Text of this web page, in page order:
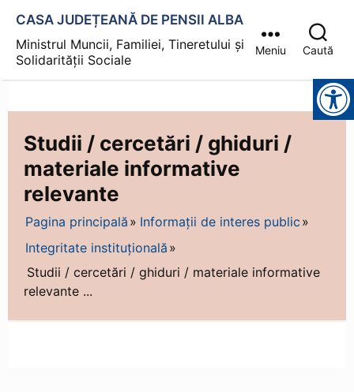
CASA JUDEȚEANĂ DE PENSII ALBA
Ministrul Muncii, Familiei, Tineretului și
Solidarității Sociale
Meniu Caută
Instrumente pentru accesibilitate
Studii / cercetări / ghiduri /
materiale informative
relevante
Pagina principală
Informații de interes public
Integritate instituțională
Studii / cercetări / ghiduri / materiale informative
relevante ...